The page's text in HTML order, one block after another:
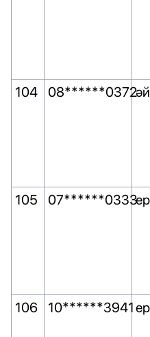
104
08******0372
105
07******0333ер
106
10******3941ер